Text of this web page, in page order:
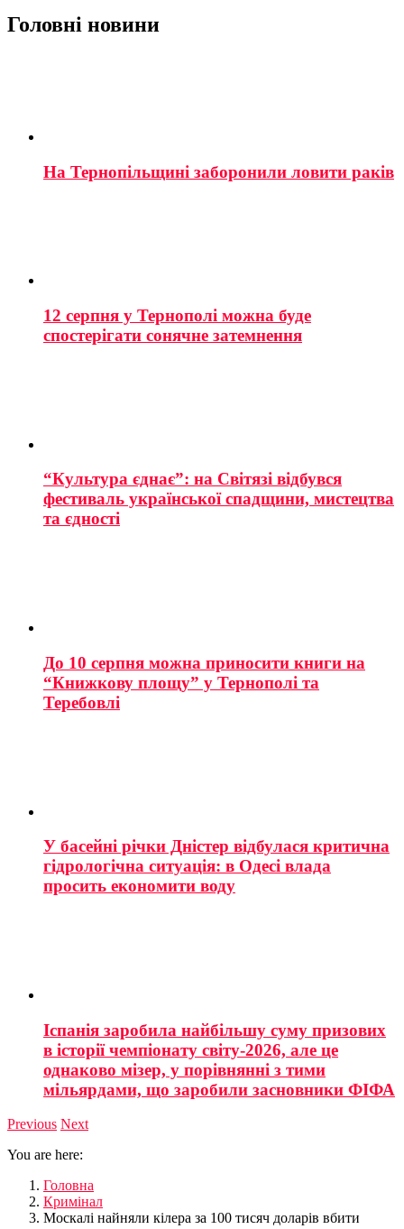
Головні новини
На Тернопільщині заборонили ловити раків
12 серпня у Тернополі можна буде
спостерігати сонячне затемнення
“Культура єднає”: на Світязі відбувся
фестиваль української спадщини, мистецтва
та єдності
До 10 серпня можна приносити книги на
“Книжкову площу” у Тернополі та
Теребовлі
У басейні річки Дністер відбулася критична
гідрологічна ситуація: в Одесі влада
просить економити воду
Іспанія заробила найбільшу суму призових
в історії чемпіонату світу-2026, але це
однаково мізер, у порівнянні з тими
мільярдами, що заробили засновники ФІФА
Previous Next
You are here:
Головна
Кримінал
Москалі найняли кілера за 100 тисяч доларів вбити